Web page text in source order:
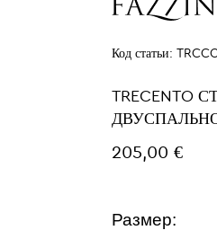
Код статьи:
TRECENTO
205,00 €
Размер: